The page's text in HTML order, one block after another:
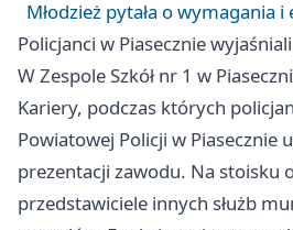
Młodzież pytała o wymagania
Policjanci w Piasecznie
W Zespole Szkół nr 1 w
Kariery, podczas których
Powiatowej Policji w Piasecznie
prezentacji zawodu. Na stoisku
przedstawiciele innych służb